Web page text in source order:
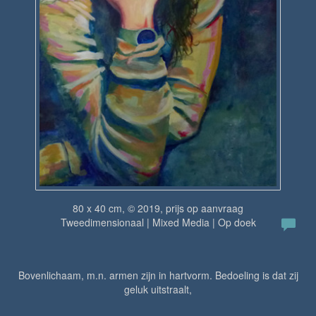
80 x 40 cm, © 2019, prijs op aanvraag
Tweedimensionaal | Mixed Media | Op doek
Bovenlichaam, m.n. armen zijn in hartvorm. Bedoeling is dat zij
geluk uitstraalt,